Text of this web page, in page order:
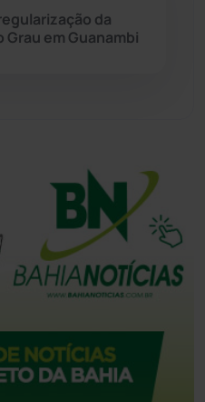
da
em Guanambi